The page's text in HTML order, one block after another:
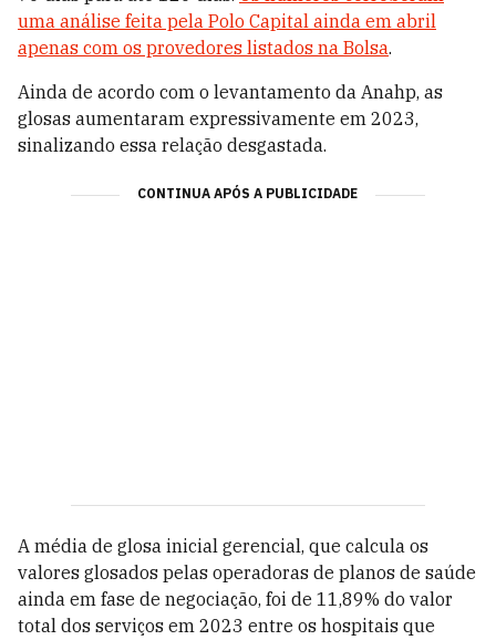
uma análise feita pela Polo Capital ainda em abril
apenas com os provedores listados na Bolsa.
Ainda de acordo com o levantamento da Anahp, as
glosas aumentaram expressivamente em 2023,
sinalizando essa relação desgastada.
CONTINUA APÓS A PUBLICIDADE
A média de glosa inicial gerencial, que calcula os
valores glosados pelas operadoras de planos de saúde
ainda em fase de negociação, foi de 11,89% do valor
total dos serviços em 2023 entre os hospitais que